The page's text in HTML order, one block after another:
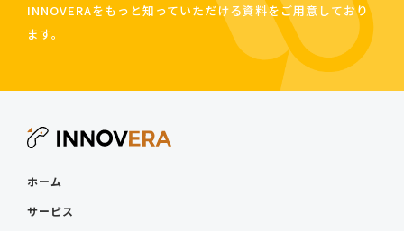
INNOVERAをもっと知っていただける資料をご用意しており
ます。
ホーム
サービス